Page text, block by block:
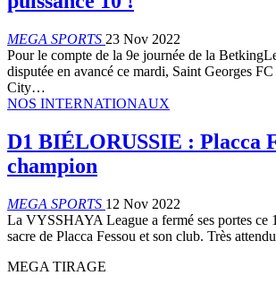
MEGA SPORTS 23 Nov 2022
Pour le compte de la 9e journée de la
disputée en avancé ce mardi, Saint Georges
City…
NOS INTERNATIONAUX
D1 BIÉLORUSSIE : Placca
champion
MEGA SPORTS 12 Nov 2022
La VYSSHAYA League a fermé ses portes ce
sacre de Placca Fessou et son club. Très
MEGA TIRAGE